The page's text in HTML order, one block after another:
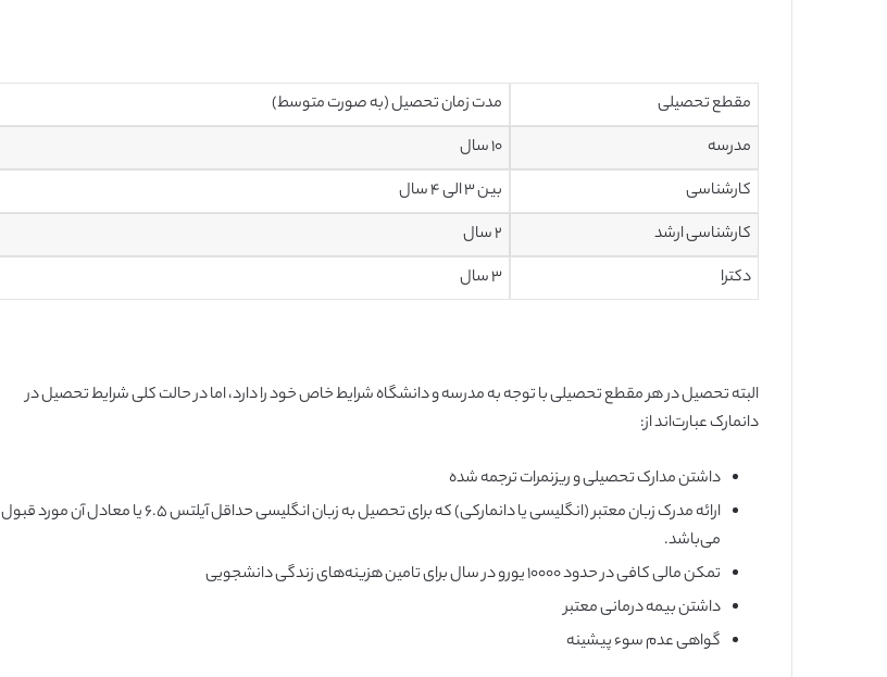
مقطع تحصیلی
مدت زمان تحصیل (به صورت متوسط)
مدرسه
۱۰ سال
کارشناسی
بین ۳ الی ۴ سال
کارشناسی ارشد
۲ سال
دکترا
۳ سال
البته تحصیل در هر مقطع تحصیلی با توجه به مدرسه و دانشگاه شرایط خاص خود را دارد، اما در حالت کلی شرایط تحصیل در
دانمارک عبارت‌اند از:‌
داشتن مدارک تحصیلی و ریزنمرات ترجمه شده
ارائه مدرک زبان معتبر (انگلیسی یا دانمارکی) که برای تحصیل به زبان انگلیسی حداقل آیلتس ۶.۵ یا معادل آن مورد قبول
می‌باشد.
تمکن مالی کافی در حدود ۱۰۰۰۰ یورو در سال برای تامین هزینه‌های زندگی دانشجویی
داشتن بیمه درمانی معتبر
گواهی عدم سوء پیشینه